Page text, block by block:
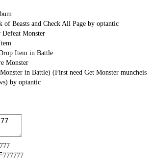
of Beasts and Check All Page by optantic
Defeat Monster
Item in Battle
Monster
Monster in Battle) (First need Get Monster muncheis
) by optantic
777777